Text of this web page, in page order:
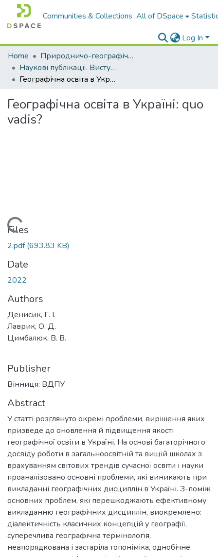
Communities & Collections All of DSpace
Log In
Home
Природничо-географічний факультет
Наукові публікації. Виступи
Географічна освіта в Україні: quo vadis?
Географічна освіта в Україні: quo
vadis?
Files
2.pdf(693.83 KB)
Date
2022
Authors
Денисик, Г. І.
Лаврик, О. Д.
Цимбалюк, В. В.
Publisher
Вінниця: ВДПУ
Abstract
У статті розглянуто окремі проблеми, вирішення яких
призведе до оновлення й підвищення якості
географічної освіти в Україні. На основі багаторічного
досвіду роботи в загальноосвітній та вищій школах з
врахуванням світових трендів сучасної освіти і науки
проаналізовано основні проблеми, які виникають при
викладанні географічних дисциплін в Україні. З-поміж
основних проблем, які перешкоджають ефективному
викладанню географічних дисциплін, виокремлено:
діалектичність класичних концепцій у географії,
суперечлива географічна термінологія,
невпорядкована і застаріла топоніміка, однобічне